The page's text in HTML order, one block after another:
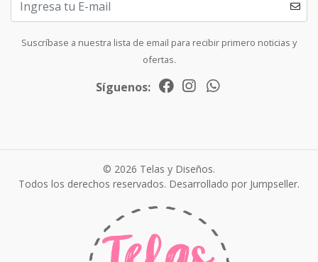
Suscríbase a nuestra lista de email para recibir primero noticias y
ofertas.
Síguenos:
© 2026 Telas y Diseños.
Todos los derechos reservados. Desarrollado por Jumpseller.